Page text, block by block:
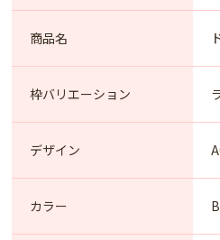
商品名
枠バリエーション
デザイン
カラー